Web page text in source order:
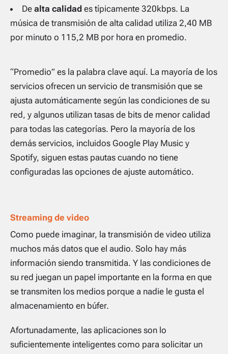
De alta calidad es típicamente 320kbps. La
música de transmisión de alta calidad utiliza 2,40 MB
por minuto o 115,2 MB por hora en promedio.
“Promedio” es la palabra clave aquí. La mayoría de los
servicios ofrecen un servicio de transmisión que se
ajusta automáticamente según las condiciones de su
red, y algunos utilizan tasas de bits de menor calidad
para todas las categorías. Pero la mayoría de los
demás servicios, incluidos Google Play Music y
Spotify, siguen estas pautas cuando no tiene
configuradas las opciones de ajuste automático.
Streaming de video
Como puede imaginar, la transmisión de video utiliza
muchos más datos que el audio. Solo hay más
información siendo transmitida. Y las condiciones de
su red juegan un papel importante en la forma en que
se transmiten los medios porque a nadie le gusta el
almacenamiento en búfer.
Afortunadamente, las aplicaciones son lo
suficientemente inteligentes como para solicitar un